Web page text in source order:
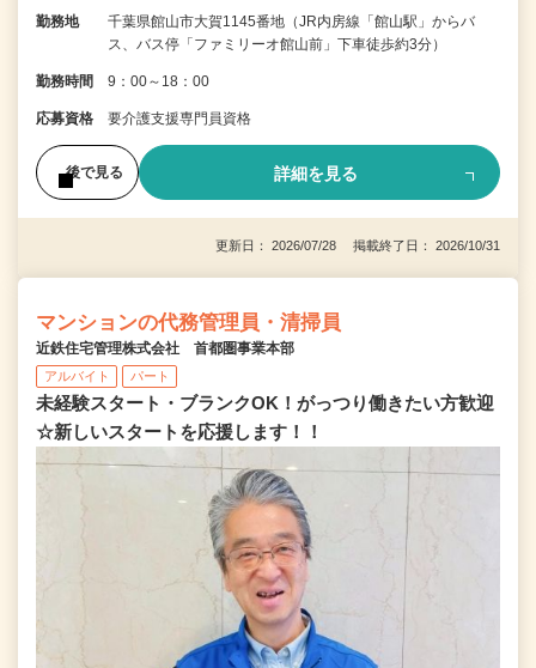
勤務地
千葉県館山市大賀1145番地（JR内房線「館山駅」からバ
ス、バス停「ファミリーオ館山前」下車徒歩約3分）
勤務時間 9：00～18：00
応募資格 要介護支援専門員資格
後で見る 詳細を見る
更新日： 2026/07/28 掲載終了日： 2026/10/31
マンションの代務管理員・清掃員
近鉄住宅管理株式会社 首都圏事業本部
アルバイト パート
未経験スタート・ブランクOK！がっつり働きたい方歓迎
☆新しいスタートを応援します！！